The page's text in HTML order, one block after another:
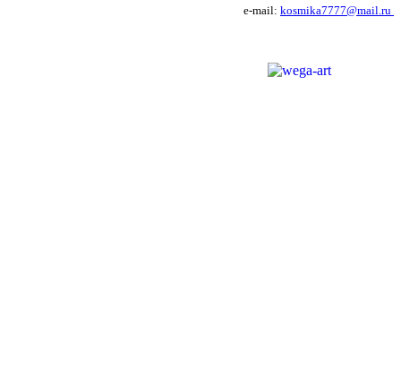
e-mail: kosmika7777@mail.ru